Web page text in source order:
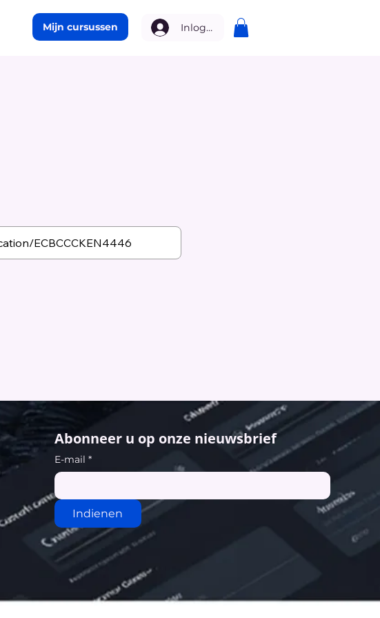
Mijn cursussen Inloggen
Abonneer u op onze nieuwsbrief
E-mail *
Indienen